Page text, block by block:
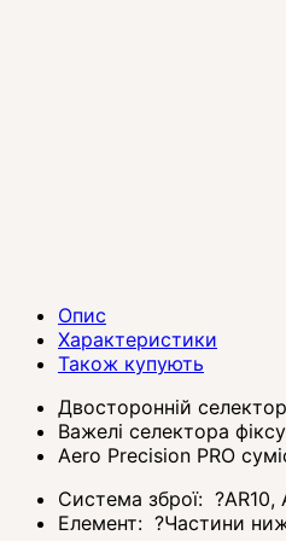
Опис
Характеристики
Також купують
Двосторонній
Важелі селектора
Aero Precision PRO
Система зброї: ?AR10,
Елемент: ?Частини